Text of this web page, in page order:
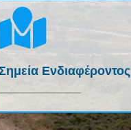
Ενδιαφέροντος